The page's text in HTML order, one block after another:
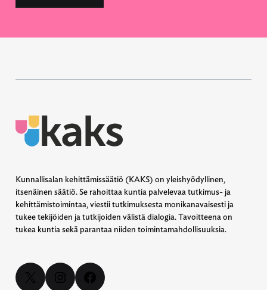
Kunnallisalan kehittämissäätiö (KAKS) on yleishyödyllinen,
itsenäinen säätiö. Se rahoittaa kuntia palvelevaa tutkimus- ja
kehittämistoimintaa, viestii tutkimuksesta monikanavaisesti ja
tukee tekijöiden ja tutkijoiden välistä dialogia. Tavoitteena on
tukea kuntia sekä parantaa niiden toimintamahdollisuuksia.
X Instagram Facebook